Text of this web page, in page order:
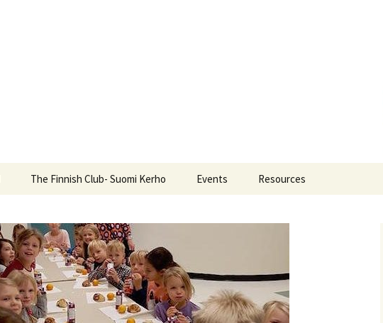
The Finnish Club- Suomi Kerho Events Resources